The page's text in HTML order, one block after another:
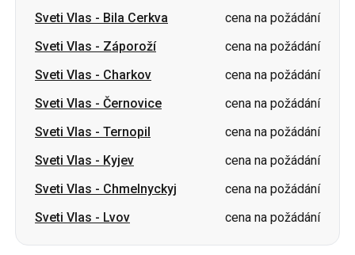
Sveti Vlas-Černovice
cena na požádání
Sveti Vlas-Ternopil
cena na požádání
Sveti Vlas-Kyjev
cena na požádání
Sveti Vlas-Chmelnyckyj
cena na požádání
Sveti Vlas-Lvov cena na požádání
Trasy do města Sveti Vlas
Istanbul-Sveti Vlas
cena na požádání